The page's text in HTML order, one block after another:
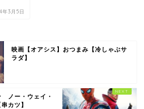
年3月5日
映画【オアシス】おつまみ【冷しゃぶサ
ラダ】
ノー・ウェイ・
カツ】